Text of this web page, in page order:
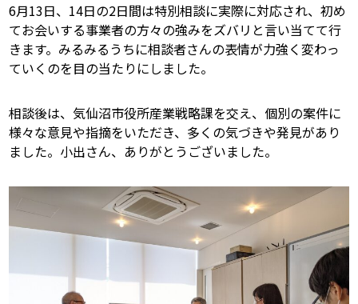
6月13日、14日の2日間は特別相談に実際に対応され、初め
てお会いする事業者の方々の強みをズバリと言い当てて行
きます。みるみるうちに相談者さんの表情が力強く変わっ
ていくのを目の当たりにしました。
相談後は、気仙沼市役所産業戦略課を交え、個別の案件に
様々な意見や指摘をいただき、多くの気づきや発見があり
ました。小出さん、ありがとうございました。